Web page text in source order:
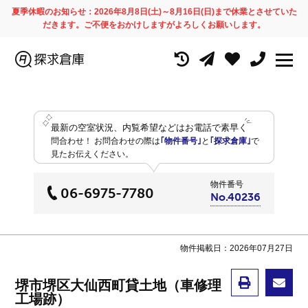
夏季休暇のお知らせ：2026年8月8日(土)～8月16日(日)まで休業とさせていた
だきます。ご不便をおかけしますがよろしくお願いします。
最新の空室状況、内覧希望などはお電話で素早く
問合わせ！ お問合わせの際は ｢物件番号｣ と ｢探求倉庫｣で
見たお伝えください。
06-6975-7780
物件番号
No.40236
物件掲載日：2026年07月27日
堺市堺区大仙西町貸土地（車修理
工場跡）